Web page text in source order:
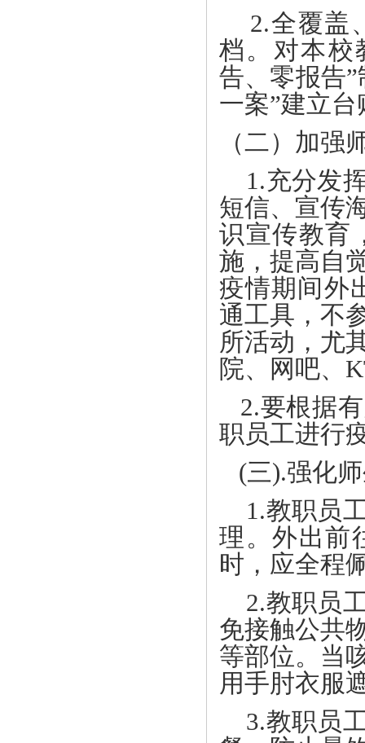
2.全覆盖
档。对本校
告、零报告
一案”建立
（二）加强
1.充分发
短信、宣传
识宣传教育
施，提高自
疫情期间外
通工具，不
所活动，尤
院、网吧、
2.要根据
职员工进行
(三).强化
1.教职员
理。外出前
时，应全程
2.教职员
免接触公共
等部位。当
用手肘衣服
3.教职员